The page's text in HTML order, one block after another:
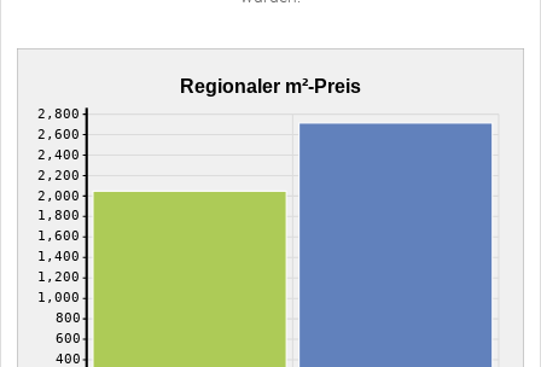
Regionaler m²-Preis
400
600
800
1,000
1,200
1,400
1,600
1,800
2,000
2,200
2,400
2,600
2,800